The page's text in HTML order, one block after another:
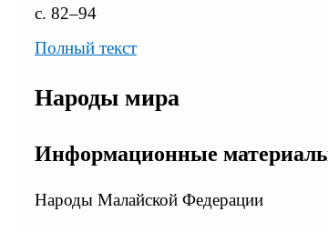
с. 82–94
Полный текст
Народы мира
Информационные
Народы Малайской Федерации